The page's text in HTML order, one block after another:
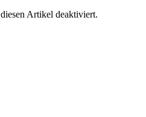
Artikel deaktiviert.